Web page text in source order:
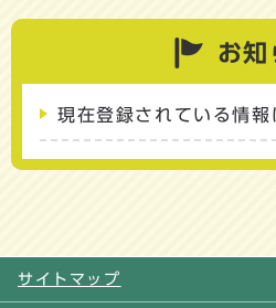
お知
現在登録されている情報
サイトマップ